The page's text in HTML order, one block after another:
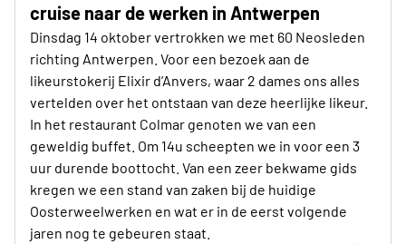
cruise naar de werken in Antwerpen
Dinsdag 14 oktober vertrokken we met 60 Neosleden
richting Antwerpen. Voor een bezoek aan de
likeurstokerij Elixir d’Anvers, waar 2 dames ons alles
vertelden over het ontstaan van deze heerlijke likeur.
In het restaurant Colmar genoten we van een
geweldig buffet. Om 14u scheepten we in voor een 3
uur durende boottocht. Van een zeer bekwame gids
kregen we een stand van zaken bij de huidige
Oosterweelwerken en wat er in de eerst volgende
jaren nog te gebeuren staat.